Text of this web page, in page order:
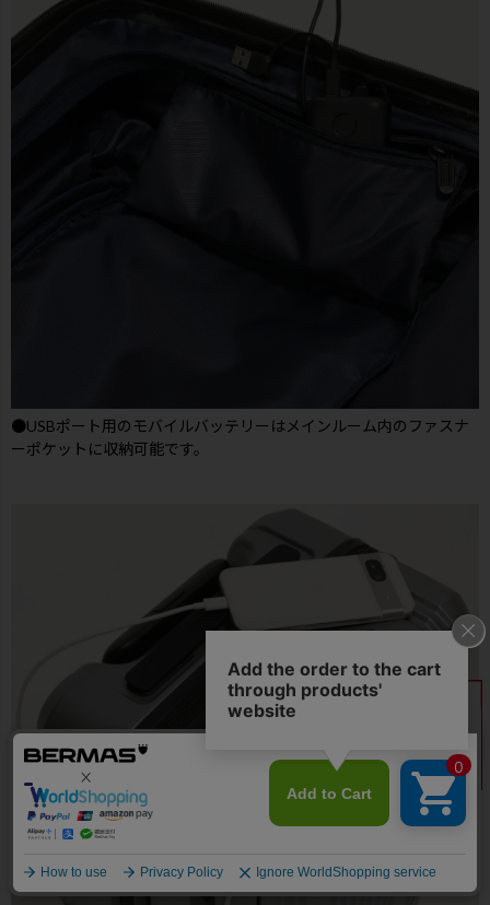
●USBポート用のモバイルバッテリーはメインルーム内のファスナ
ーポケットに収納可能です。